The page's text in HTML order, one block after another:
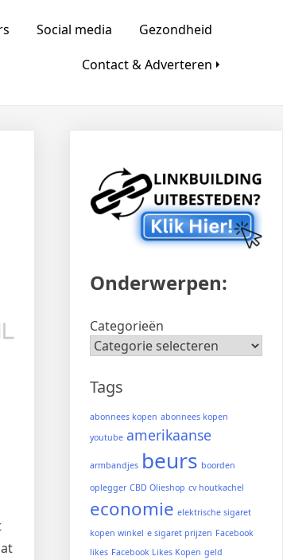
Social media
Gezondheid
Contact & Adverteren
Onderwerpen:
Categorieën
Tags
abonnees kopen abonnees kopen
youtube amerikaanse
armbandjes beurs boorden
oplegger CBD Olieshop cv houtkachel
economie elektrische sigaret
kopen winkel e sigaret prijzen Facebook
likes Facebook Likes Kopen geld